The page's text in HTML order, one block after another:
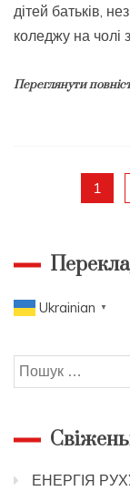
дітей батьків,
коледжу на чолі
Переглянути
записів
1
Ukrainian ▼
Пошук:
ЕНЕРГІЯ